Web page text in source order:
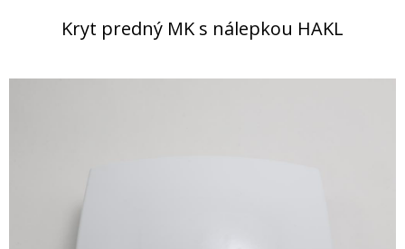
Kryt predný MK s nálepkou HAKL